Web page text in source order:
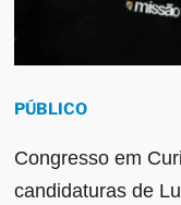
PÚBLICO
Congresso em
candidaturas de